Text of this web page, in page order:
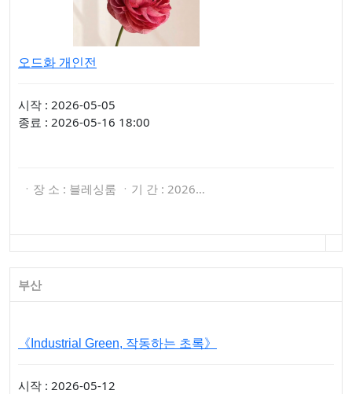
오드화 개인전
시작 : 2026-05-05
종료 : 2026-05-16 18:00
ㆍ장 소 : 블레싱룸 ㆍ기 간 : 2026…
부산
《Industrial Green, 작동하는 초록》
시작 : 2026-05-12